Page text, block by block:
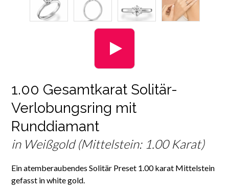
1.00 Gesamtkarat Solitär-
Verlobungsring mit
Runddiamant
in Weißgold (Mittelstein: 1.00 Karat)
Ein atemberaubendes Solitär Preset 1.00 karat Mittelstein
gefasst in white gold.